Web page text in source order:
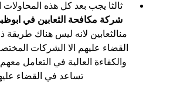
ثالثا يجب بعد كل هذه المحاولات
شركة مكافحة الثعابين في
منالثعابين لانه ليس هناك
القضاء عليهم الا الشركات
والكفاءة العالية في التعامل
تساعد في القضاء